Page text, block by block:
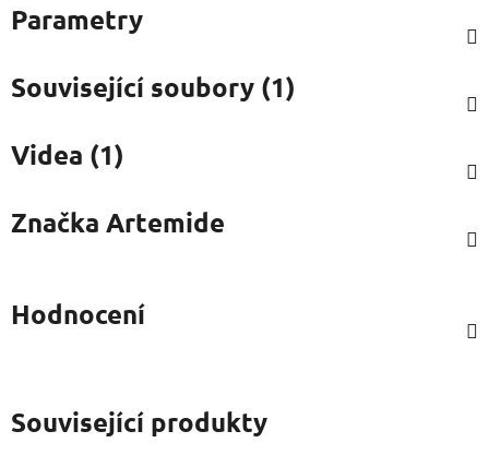
Parametry
Související soubory (1)
Videa (1)
Značka Artemide
Hodnocení
Související produkty